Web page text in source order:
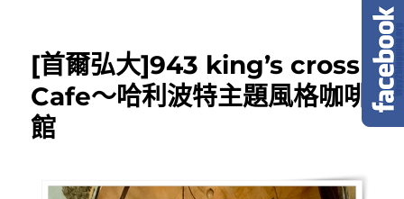
[首爾弘大]943 king’s cross
Cafe～哈利波特主題風格咖啡
館